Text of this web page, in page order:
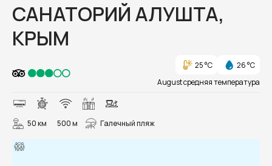
САНАТОРИЙ АЛУШТА,
КРЫМ
25 °C
26 °C
August средняя температура
50 км 500 м Галечный пляж